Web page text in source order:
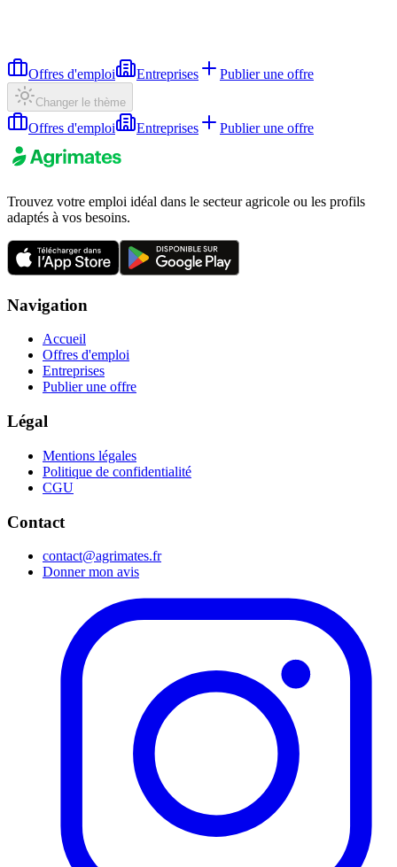
Offres d'emploi Entreprises Publier une offre
Changer le thème
Offres d'emploi Entreprises Publier une offre
Trouvez votre emploi idéal dans le secteur agricole ou les profils
adaptés à vos besoins.
Navigation
Accueil
Offres d'emploi
Entreprises
Publier une offre
Légal
Mentions légales
Politique de confidentialité
CGU
Contact
contact@agrimates.fr
Donner mon avis